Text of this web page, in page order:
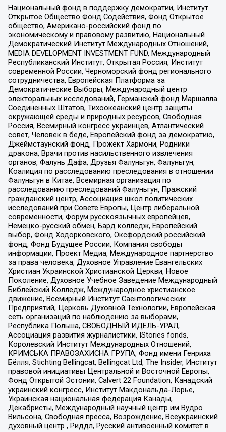
Национальный фонд в поддержку демократии, Институт
Открытое Общество Фонд Содействия, Фонд Открытое
общество, Американо-российский фонд по
экономическому и правовому развитию, Национальный
Демократический Институт Международных Отношений,
MEDIA DEVELOPMENT INVESTMENT FUND, Международный
Республиканский Институт, Открытая Россия, Институт
современной России, Черноморский фонд регионального
сотрудничества, Европейская Платформа за
Демократические Выборы, Международный центр
электоральных исследований, Германский фонд Маршалла
Соединенных Штатов, Тихоокеанский центр защиты
окружающей среды и природных ресурсов, Свободная
Россия, Всемирный конгресс украинцев, Атлантический
совет, Человек в беде, Европейский фонд за демократию,
Джеймстаунский фонд, Прожект Хармони, Родники
дракона, Врачи против насильственного извлечения
органов, Фалунь Дафа, Друзья Фалуньгун, Фалуньгун,
Коалиция по расследованию преследования в отношении
Фалуньгун в Китае, Всемирная организация по
расследованию преследований Фалуньгун, Пражский
гражданский центр, Ассоциация школ политических
исследований при Совете Европы, Центр либеральной
современности, Форум русскоязычных европейцев,
Немецко-русский обмен, Бард колледж, Европейский
выбор, Фонд Ходорковского, Оксфордский российский
фонд, Фонд Будущее России, Компания свободы
информации, Проект Медиа, Международное партнерство
за права человека, Духовное Управление Евангельских
Христиан Украинской Христианской Церкви, Новое
Поколение, Духовное Учебное Заведение Международный
Библейский Колледж, Международное христианское
движение, Всемирный Институт Саентологических
Предприятий, Церковь Духовной Технологии, Европейская
сеть организаций по наблюдению за выборами,
Республика Польша, СВОБОДНЫЙ ИДЕЛЬ-УРАЛ,
Ассоциация развития журналистики, IStories fonds,
Королевский Институт Международных Отношений,
КРИМСЬКА ПРАВОЗАХИСНА ГРУПА, Фонд имени Генриха
Бёлля, Stichting Bellingcat, Bellingcat Ltd, The Insider, Институт
правовой инициативы Центральной и Восточной Европы,
Фонд Открытой Эстонии, Calvert 22 Foundation, Канадский
украинский конгресс, Институт Макдональда-Лорье,
Украинская национальная федерация Канады,
Декабристы, Международный научный центр им Вудро
Вильсона, Свободная пресса, Возрождение, Всеукраинский
духовный центр , Риддл, Русский антивоенный комитет в